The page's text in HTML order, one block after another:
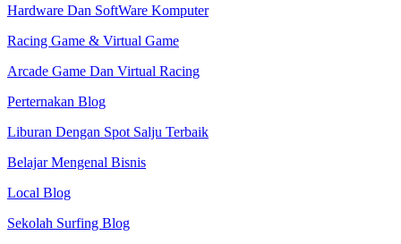
Hardware Dan SoftWare Komputer
Racing Game & Virtual Game
Arcade Game Dan Virtual Racing
Perternakan Blog
Liburan Dengan Spot Salju Terbaik
Belajar Mengenal Bisnis
Local Blog
Sekolah Surfing Blog